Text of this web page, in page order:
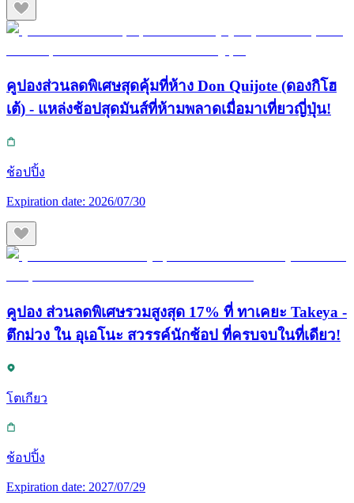
คูปองส่วนลดพิเศษสุดคุ้มที่ห้าง Don Quijote (ดองกิโฮ
เต้) - แหล่งช้อปสุดมันส์ที่ห้ามพลาดเมื่อมาเที่ยวญี่ปุ่น!
ช้อปปิ้ง
Expiration date: 2026/07/30
คูปอง ส่วนลดพิเศษรวมสูงสุด 17% ที่ ทาเคยะ Takeya -
ตึกม่วง ใน อุเอโนะ สวรรค์นักช้อป ที่ครบจบในที่เดียว!
โตเกียว
ช้อปปิ้ง
Expiration date: 2027/07/29